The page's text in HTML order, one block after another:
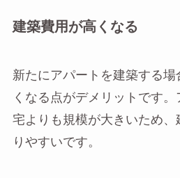
建築費用が高くなる
新たにアパートを建築する
くなる点がデメリットです
宅よりも規模が大きいため、
りやすいです。